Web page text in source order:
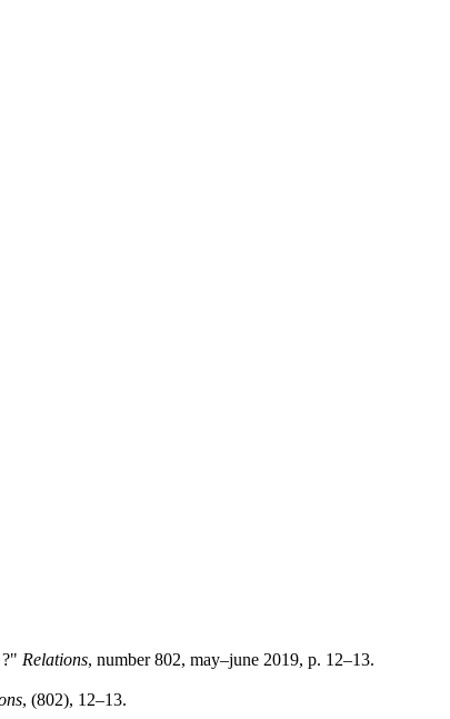
Relations, number 802, may–june 2019, p. 12–13.
, (802), 12–13.